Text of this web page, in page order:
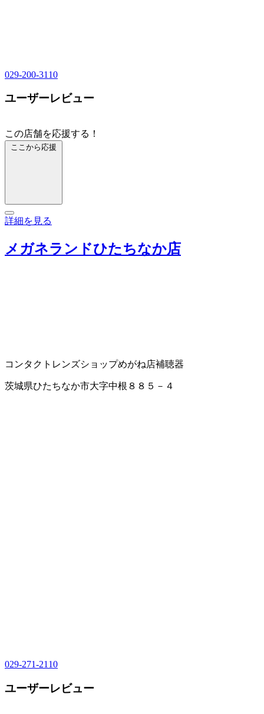
029-200-3110
ユーザーレビュー
この店舗を応援する！
ここから応援
詳細を見る
メガネランドひたちなか店
コンタクトレンズショップめがね店補聴器
茨城県ひたちなか市大字中根８８５－４
029-271-2110
ユーザーレビュー